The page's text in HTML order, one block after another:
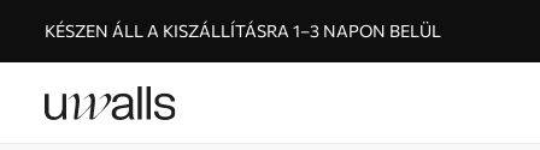
KÉSZEN ÁLL A KISZÁLLÍTÁSRA 1–3 NAPON BELÜL